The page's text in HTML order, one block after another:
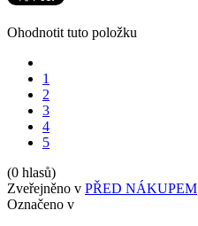
Ohodnotit tuto položku
1
2
3
4
5
(0 hlasů)
Zveřejněno v PŘED NÁKUPEM
Označeno v